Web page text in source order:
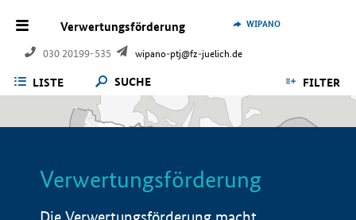
Verwertungsförderung
030 20199-535 wipano-ptj@fz-juelich.de
WIPANO
LISTE SUCHE FILTER
Verwertungsförderung